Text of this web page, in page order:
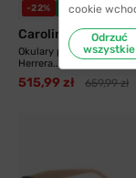
-22% WYSYŁKA 24H
Carolina Herrera
Okulary
Herrera...
515,99 zł 659,99 zł
cookie
Odrzuć
wszystkie